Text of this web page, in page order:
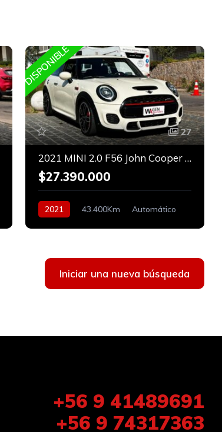
DISPONIBLE
27
2021 MINI 2.0 F56 John Cooper Works
$27.390.000
2021 43.400Km
Automático
Iniciar una nueva búsqueda
+56 9 41489691
+56 9 74317363